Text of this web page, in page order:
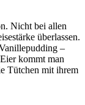
Nicht bei allen
überlassen.
–
kommt man
Tütchen mit ihrem